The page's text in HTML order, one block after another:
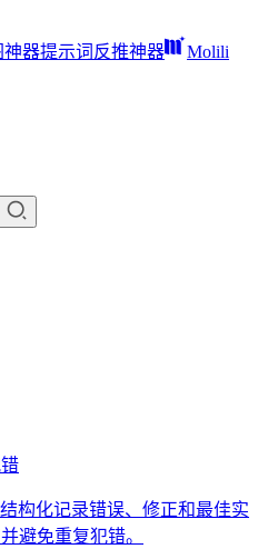
神器提示词反推神器
Molili
构化记录错误、修正和最佳实
避免重复犯错。